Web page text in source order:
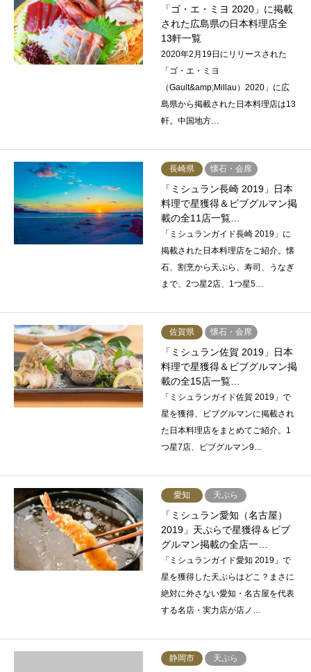
「ゴ・エ・ミヨ 2020」に掲載
された広島県の日本料理店全
13軒一覧
2020年2月19日にリリースされた
「ゴ・エ・ミヨ
（Gault&amp;Millau）2020」に広
島県から掲載された日本料理店は13
軒。中国地方…
長崎県 懐石・会席
「ミシュラン長崎 2019」日本
料理で星獲得＆ビブグルマン掲
載の全11店一覧…
「ミシュランガイド長崎 2019」に
掲載された日本料理店をご紹介。懐
石、割烹から天ぷら、寿司、うなぎ
まで、2つ星2店、1つ星5…
佐賀県 懐石・会席
「ミシュラン佐賀 2019」日本
料理で星獲得＆ビブグルマン掲
載の全15店一覧…
「ミシュランガイド佐賀 2019」で
星を獲得、ビブグルマンに掲載され
た日本料理店をまとめてご紹介。1
つ星7店、ビブグルマン9…
愛知 天ぷら
「ミシュラン愛知（名古屋）
2019」天ぷらで星獲得＆ビブ
グルマン掲載の全店一…
「ミシュランガイド愛知 2019」で
星を獲得した天ぷらはどこ？まさに
絶対に外さない愛知・名古屋を代表
する名店・実力店が店ノ…
静岡市 天ぷら